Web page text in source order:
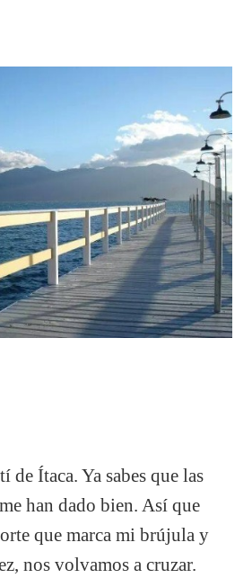
de Ítaca. Ya sabes que las
han dado bien. Así que
que marca mi brújula y
nos volvamos a cruzar.